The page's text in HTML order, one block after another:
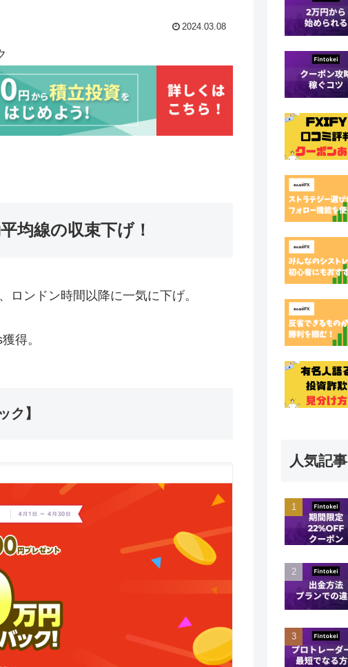
2024.03.08
均線の収束下げ！
ンドン時間以降に一気に下げ。
得。
ク】
人気記事